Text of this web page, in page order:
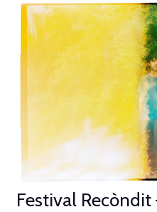
Festival Recòndit